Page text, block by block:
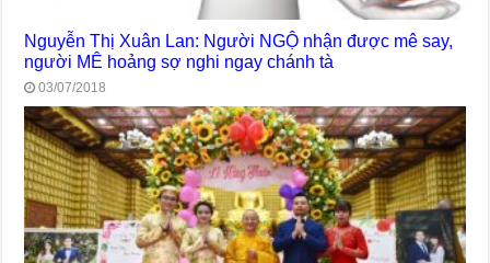
Nguyễn Thị Xuân Lan: Người NGỘ nhận được mê say,
người MÊ hoảng sợ nghi ngay chánh tà
03/07/2018